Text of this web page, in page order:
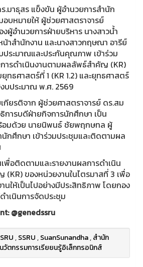
.มาธุสร แข็งขัน ผู้อำนวยการสำนัก
อบหมายให้ ผู้ช่วยศาสตราจารย์
ผู้อำนวยการฝ่ายบริหาร นางสาวน้ำ
าสำนักงาน และนางสาวกฤษณา อารีย์
ระมาณและประกันคุณภาพ เข้าร่วม
ารดำเนินงานตามผลลัพธ์สำคัญ (KR)
ทธศาสตร์ที่ 1 (KR 1.2) และยุทธศาสตร์
บประมาณ พ.ศ. 2569
กียรติจาก ผู้ช่วยศาสตราจารย์ ดร.สม
การบดีฝ่ายกิจการนักศึกษา เป็น
อมด้วย นายนิพนธ์ ชัยพฤกษทล ผู้
กศึกษา เข้าร่วมประชุมและติดตามผล
พื่อติดตามและรายงานผลการดำเนิน
ของหน่วยงานในไตรมาสที่ 3 เพื่อ
นให้เป็นไปอย่างมีประสิทธิภาพ โดยกอง
เนินการจัดประชุม
@genedssru
,SSRU,SuanSunandha,สำนัก
วัตกรรมการเรียยนรู้อิเล็กทรอนิกส์